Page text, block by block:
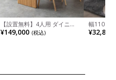
【設置無料】4人用 ダイニン
グテーブルセット 5点 LUGA
セラミックテーブル おしゃれ
¥149,000 (税込)
幅110cm
木目調 リ
付き 長方
¥32,800